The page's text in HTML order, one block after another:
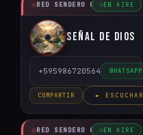
RED SENDERO CRISTIANO
EN AIRE
Señal de Dios
+595986720564 WHATSAPP
COMPARTIR ► ESCUCHAR
RED SENDERO CRISTIANO
EN AIRE